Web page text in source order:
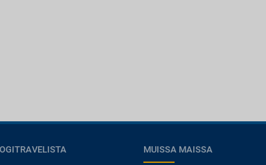
MUISSA MAISSA